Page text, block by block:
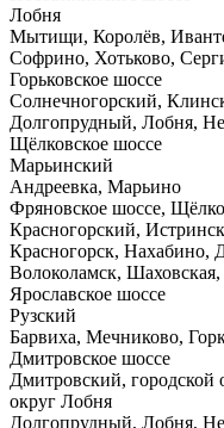
Лобня
Мытищи, Королёв,
Софрино, Хотьково,
Горьковское шоссе
Солнечногорский,
Долгопрудный, Лобня,
Щёлковское шоссе
Марьинский
Андреевка, Марьино
Фряновское шоссе,
Красногорский,
Красногорск, Нахабино,
Волоколамск, Шаховская,
Ярославское шоссе
Рузский
Барвиха, Мечниково,
Дмитровское шоссе
Дмитровский, городской
округ Лобня
Долгопрудный, Лобня,